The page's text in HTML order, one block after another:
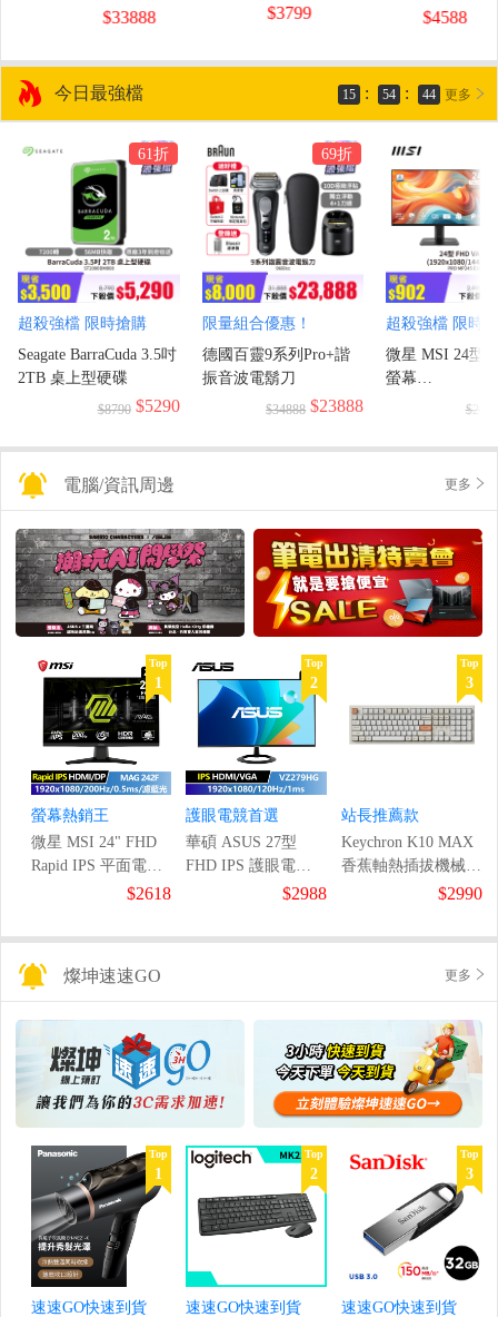
AI筆電 13"
X1P/16GB/256GB/UMA/W11)
白金
$33888 $3799 $4588
今日最強檔 15 : 54 : 42 更多
61折
超殺強檔 限時搶購
Seagate BarraCuda 3.5吋
2TB 桌上型硬碟
$8790 $5290
69折
限量組合優惠！
德國百靈9系列Pro+諧
振音波電鬍刀
$34888 $23888
超殺強檔 限時
微星 MSI 24型
螢幕
(1920x1080/$2990
電腦/資訊周邊 更多
Top
1
螢幕熱銷王
微星 MSI 24" FHD
Rapid IPS 平面電競
$2618
Top
2
護眼電競首選
華碩 ASUS 27型
FHD IPS 護眼電競
$2988
Top
3
站長推薦款
Keychron K10 MAX
香蕉軸熱插拔機械鍵
$2990
燦坤速速GO 更多
Top
1
速速GO快速到貨
Top
2
速速GO快速到貨
Top
3
速速GO快速到貨